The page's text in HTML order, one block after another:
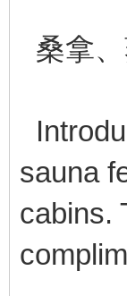
桑拿
sauna
cabins.